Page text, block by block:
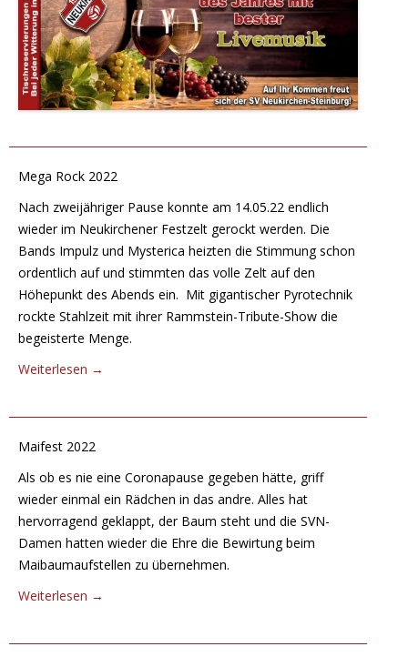
Mega Rock 2022
Nach zweijähriger Pause konnte am 14.05.22 endlich
wieder im Neukirchener Festzelt gerockt werden. Die
Bands Impulz und Mysterica heizten die Stimmung schon
ordentlich auf und stimmten das volle Zelt auf den
Höhepunkt des Abends ein. Mit gigantischer Pyrotechnik
rockte Stahlzeit mit ihrer Rammstein-Tribute-Show die
begeisterte Menge.
Weiterlesen →
Maifest 2022
Als ob es nie eine Coronapause gegeben hätte, griff
wieder einmal ein Rädchen in das andre. Alles hat
hervorragend geklappt, der Baum steht und die SVN-
Damen hatten wieder die Ehre die Bewirtung beim
Maibaumaufstellen zu übernehmen.
Weiterlesen →